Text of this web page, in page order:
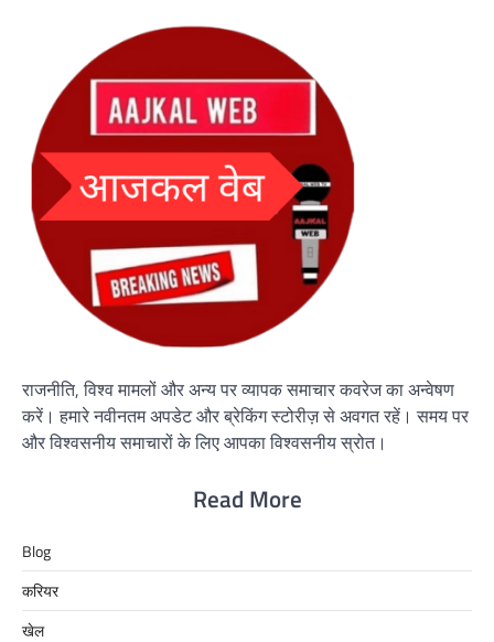
राजनीति, विश्व मामलों और अन्य पर व्यापक समाचार कवरेज का अन्वेषण
करें। हमारे नवीनतम अपडेट और ब्रेकिंग स्टोरीज़ से अवगत रहें। समय पर
और विश्वसनीय समाचारों के लिए आपका विश्वसनीय स्रोत।
Read More
Blog
करियर
खेल